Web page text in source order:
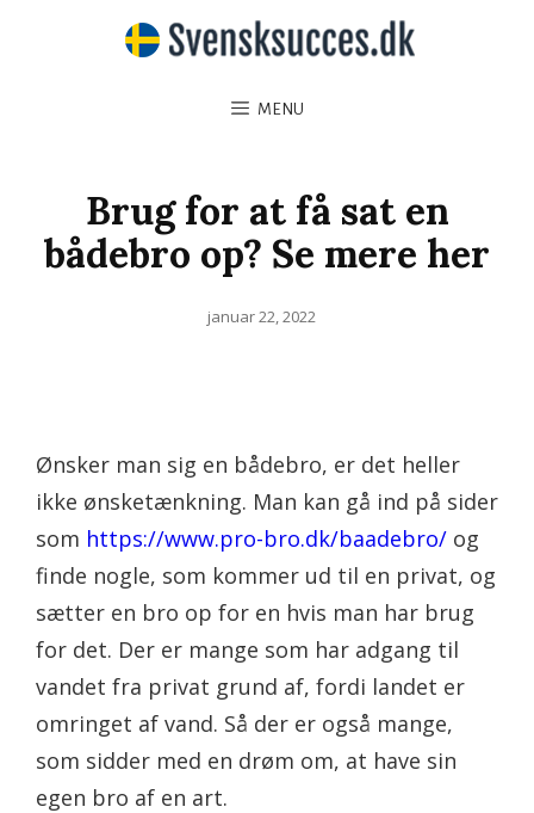
MENU
Brug for at få sat en
bådebro op? Se mere her
Posted
januar 22, 2022
Ønsker man sig en bådebro, er det heller
ikke ønsketænkning. Man kan gå ind på sider
som https://www.pro-bro.dk/baadebro/ og
finde nogle, som kommer ud til en privat, og
sætter en bro op for en hvis man har brug
for det. Der er mange som har adgang til
vandet fra privat grund af, fordi landet er
omringet af vand. Så der er også mange,
som sidder med en drøm om, at have sin
egen bro af en art.